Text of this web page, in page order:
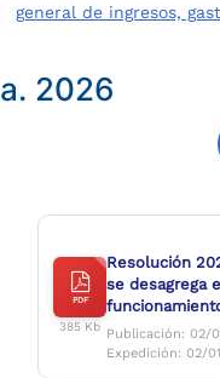
general de ingresos,
a. 2026
Compartir
Buscar
PDF
385 Kb
Resolución
se desagrega
2026.pdf
Publicación: 02/
Expedición: 02/